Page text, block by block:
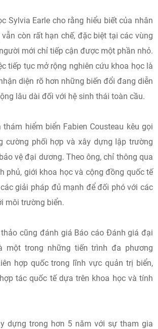
Sylvia Earle cho rằng hiểu biết của nhân
còn rất hạn chế, đặc biệt tại các vùng
mới chỉ tiếp cận được một phần nhỏ.
tiếp tục mở rộng nghiên cứu khoa học là
diện rõ hơn những biến đổi đang diễn
lâu dài đối với hệ sinh thái toàn cầu.
hiểm biển Fabien Cousteau kêu gọi
cường phối hợp và xây dựng lập trường
vệ đại dương. Theo ông, chỉ thông qua
phủ, giới khoa học và cộng đồng quốc tế
giải pháp đủ mạnh để đối phó với các
môi trường biển.
cũng đánh giá Báo cáo Đánh giá đại
một trong những tiến trình đa phương
hợp quốc trong lĩnh vực quản trị biển,
tác quốc tế dựa trên khoa học và tính
dựng trong hơn 5 năm với sự tham gia